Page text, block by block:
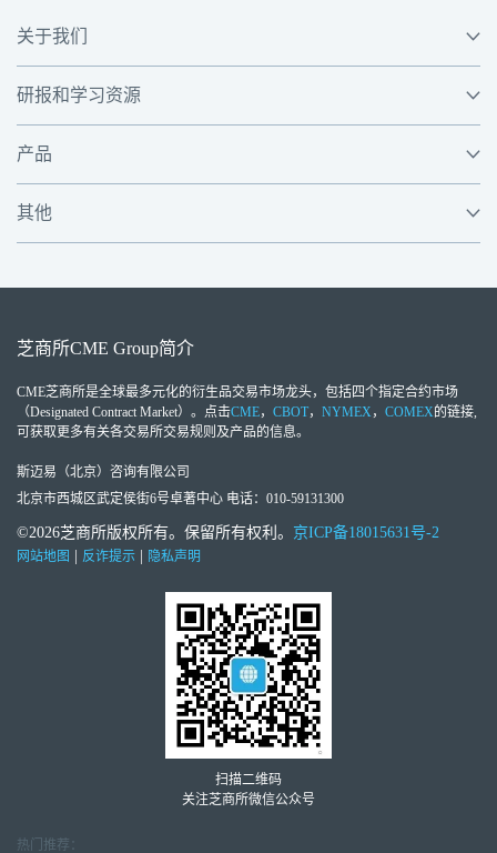
关于我们
研报和学习资源
产品
其他
芝商所CME Group简介
CME芝商所是全球最多元化的衍生品交易市场龙头，包括四个指定合约市场
（Designated Contract Market）。点击CME， CBOT， NYMEX， COMEX的链接,
可获取更多有关各交易所交易规则及产品的信息。
斯迈易（北京）咨询有限公司
北京市西城区武定侯街6号卓著中心 电话：010-59131300
©2026芝商所版权所有。保留所有权利。 京ICP备18015631号-2
网站地图 反诈提示 隐私声明
扫描二维码
关注芝商所微信公众号
热门推荐：